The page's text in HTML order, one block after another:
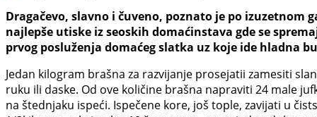
Dragačevo, slavno i čuveno, poznato je po
najlepše utiske iz seoskih domaćinstava gde se
prvog posluženja domaćeg slatka uz koje ide hladna
Jedan kilogram brašna za razvijanje prosejatii zamesiti
ruku ili daske. Od ove količine brašna napraviti 24 male
na štednjaku ispeći. Ispečene kore, još tople, zavijati u